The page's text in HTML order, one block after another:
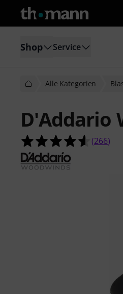
Shop Service
Alle Kategorien
D'Addario
4.6 von
(266)